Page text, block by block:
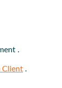
.
Client .